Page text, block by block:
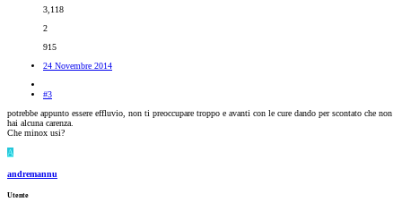
3,118
2
915
24 Novembre 2014
#3
potrebbe appunto essere effluvio, non ti preoccupare troppo e avanti con le cure dando per scontato che non
hai alcuna carenza.
Che minox usi?
A
andremannu
Utente